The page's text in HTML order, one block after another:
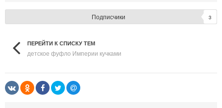
Подписчики 3
ПЕРЕЙТИ К СПИСКУ ТЕМ
детское фуфло Империи кучками